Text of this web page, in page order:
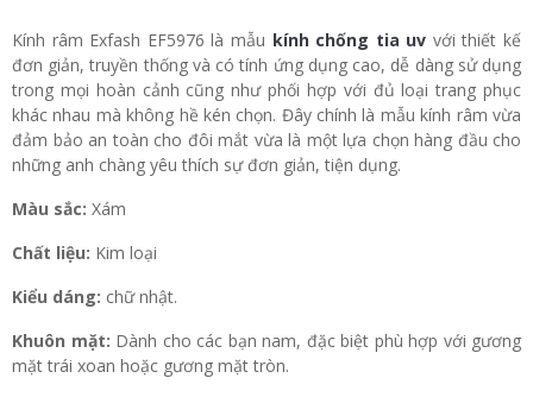
Kính râm Exfash EF5976 là mẫu kính chống tia uv với thiết kế
đơn giản, truyền thống và có tính ứng dụng cao, dễ dàng sử dụng
trong mọi hoàn cảnh cũng như phối hợp với đủ loại trang phục
khác nhau mà không hề kén chọn. Đây chính là mẫu kính râm vừa
đảm bảo an toàn cho đôi mắt vừa là một lựa chọn hàng đầu cho
những anh chàng yêu thích sự đơn giản, tiện dụng.
Màu sắc: Xám
Chất liệu: Kim loại
Kiểu dáng: chữ nhật.
Khuôn mặt: Dành cho các bạn nam, đặc biệt phù hợp với gương
mặt trái xoan hoặc gương mặt tròn.